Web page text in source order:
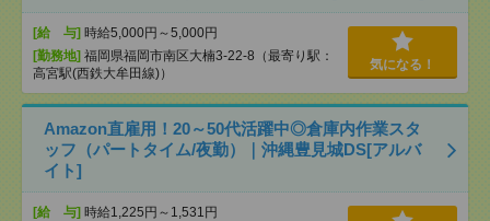
[給 与] 時給5,000円～5,000円
[勤務地] 福岡県福岡市南区大楠3-22-8（最寄り駅：
高宮駅(西鉄大牟田線)）
気になる！
Amazon直雇用！20～50代活躍中◎倉庫内作業スタ
ッフ（パートタイム/夜勤）｜沖縄豊見城DS[アルバ
イト]
[給 与] 時給1,225円～1,531円